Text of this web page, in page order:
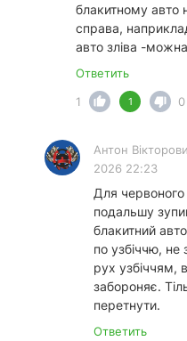
блакитному авто
справа,
авто зліва -
Ответить
1
1 0
Антон
2026 22:23
Для червоного
подальшу
блакитний
по узбіччю,
рух узбіччям,
забороняє.
перетнути.
Ответить